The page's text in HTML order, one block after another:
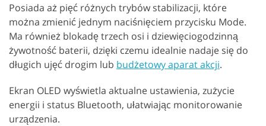
Posiada aż pięć różnych trybów stabilizacji, które
można zmienić jednym naciśnięciem przycisku Mode.
Ma również blokadę trzech osi i dziewięciogodzinną
żywotność baterii, dzięki czemu idealnie nadaje się do
długich ujęć drogim lub budżetowy aparat akcji.
Ekran OLED wyświetla aktualne ustawienia, zużycie
energii i status Bluetooth, ułatwiając monitorowanie
urządzenia.